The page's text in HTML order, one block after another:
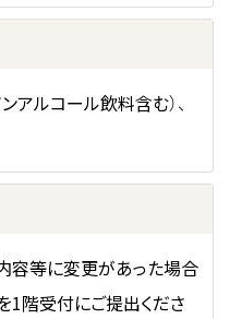
アルコール飲料含む）、
容等に変更があった場合
1階受付にご提出くださ